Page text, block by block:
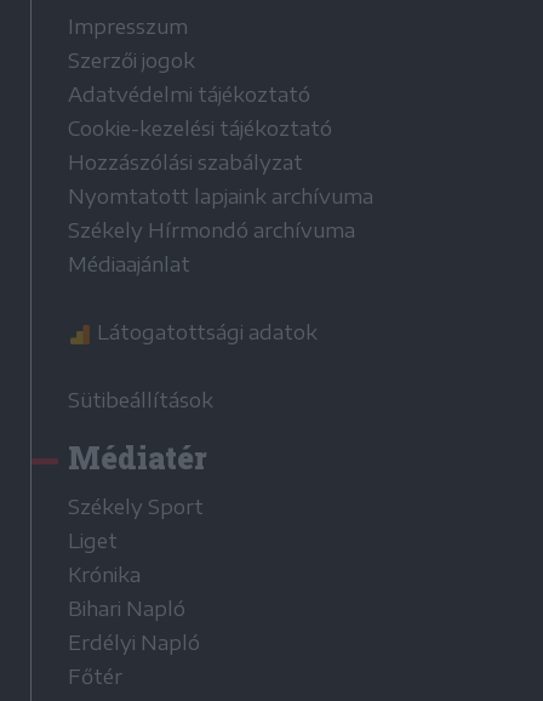
Impresszum
Szerzői jogok
Adatvédelmi tájékoztató
Cookie-kezelési tájékoztató
Hozzászólási szabályzat
Nyomtatott lapjaink archívuma
Székely Hírmondó archívuma
Médiaajánlat
Látogatottsági adatok
Sütibeállítások
Médiatér
Székely Sport
Liget
Krónika
Bihari Napló
Erdélyi Napló
Főtér